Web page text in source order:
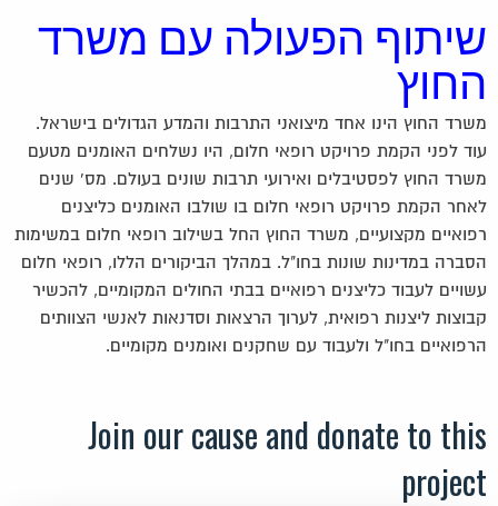
שיתוף הפעולה עם משרד
החוץ
משרד החוץ הינו אחד מיצואני התרבות והמדע הגדולים בישראל.
עוד לפני הקמת פרויקט רופאי חלום, היו נשלחים האומנים מטעם
משרד החוץ לפסטיבלים ואירועי תרבות שונים בעולם. מס' שנים
לאחר הקמת פרויקט רופאי חלום בו שולבו האומנים כליצנים
רפואיים מקצועיים, משרד החוץ החל בשילוב רופאי חלום במשימות
הסברה במדינות שונות בחו"ל. במהלך הביקורים הללו, רופאי חלום
עשויים לעבוד כליצנים רפואיים בבתי החולים המקומיים, להכשיר
קבוצות ליצנות רפואית, לערוך הרצאות וסדנאות לאנשי הצוותים
הרפואיים בחו"ל ולעבוד עם שחקנים ואומנים מקומיים.
Join our cause and donate to this
project